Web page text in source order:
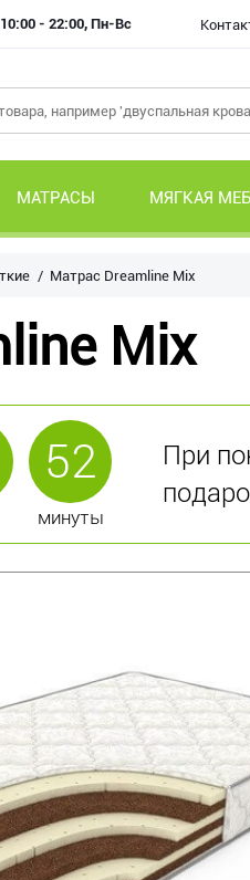
10:00 - 22:00, Пн-Вс
МАТРАСЫ МЯГКАЯ
Матрас Dreamline Mix
Mix
52
минуты
При